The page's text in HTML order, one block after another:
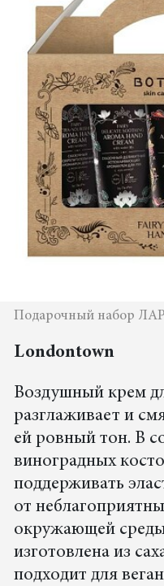
Подарочный набор
Londontown
Воздушный крем
разглаживает и
ей ровный тон. В
виноградных
поддерживать
от
окружающей
изготовлена из
подходит для